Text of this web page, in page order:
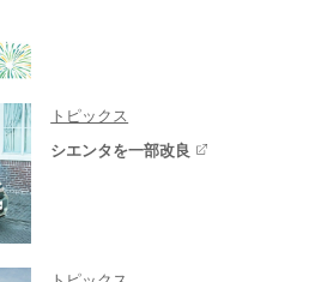
トピックス
シエンタを一部改良